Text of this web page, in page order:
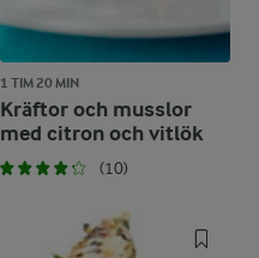
1 TIM 20 MIN
Kräftor och musslor
med citron och vitlök
(10)